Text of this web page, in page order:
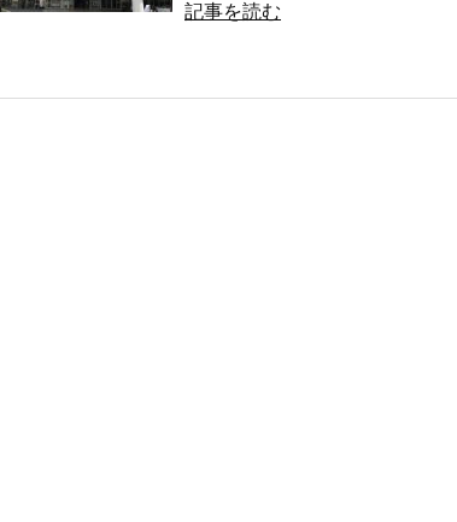
記事を読む